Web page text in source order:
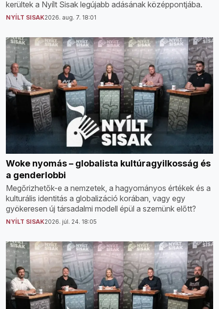
kerültek a Nyílt Sisak legújabb adásának középpontjába.
NYÍLT SISAK2026. aug. 7. 18:01
Woke nyomás – globalista kultúragyilkosság és
a genderlobbi
Megőrizhetők-e a nemzetek, a hagyományos értékek és a
kulturális identitás a globalizáció korában, vagy egy
gyökeresen új társadalmi modell épül a szemünk előtt?
NYÍLT SISAK2026. júl. 24. 18:05